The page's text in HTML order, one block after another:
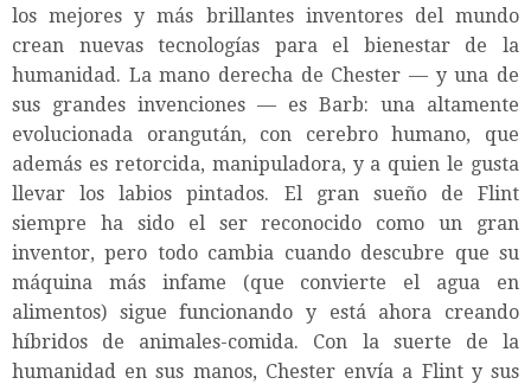
los mejores y más brillantes inventores del mundo
crean nuevas tecnologías para el bienestar de la
humanidad. La mano derecha de Chester — y una de
sus grandes invenciones — es Barb: una altamente
evolucionada orangután, con cerebro humano, que
además es retorcida, manipuladora, y a quien le gusta
llevar los labios pintados. El gran sueño de Flint
siempre ha sido el ser reconocido como un gran
inventor, pero todo cambia cuando descubre que su
máquina más infame (que convierte el agua en
alimentos) sigue funcionando y está ahora creando
híbridos de animales-comida. Con la suerte de la
humanidad en sus manos, Chester envía a Flint y sus